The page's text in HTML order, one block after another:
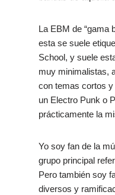
La EBM de “gama
esta se suele
School, y suele
muy minimalistas,
con temas cortos
un Electro Punk o
prácticamente la
Yo soy fan de la
grupo principal
Pero también soy
diversos y